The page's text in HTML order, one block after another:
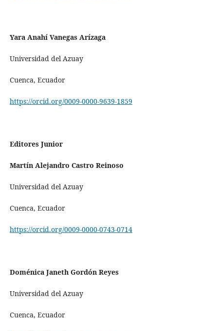
Yara Anahí Vanegas Arízaga
Universidad del Azuay
Cuenca, Ecuador
https://orcid.org/0009-0000-9639-1859
Editores Junior
Martín Alejandro Castro Reinoso
Universidad del Azuay
Cuenca, Ecuador
https://orcid.org/0009-0000-0743-0714
Doménica Janeth Gordón Reyes
Universidad del Azuay
Cuenca, Ecuador